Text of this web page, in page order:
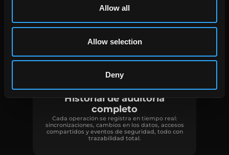
Allow all
Allow selection
Deny
Historial de auditoría
completo
Cada operación se registra en tiempo real:
sincronizaciones, cambios en los datos, accesos
compartidos y eventos de seguridad, todo con
trazabilidad total.